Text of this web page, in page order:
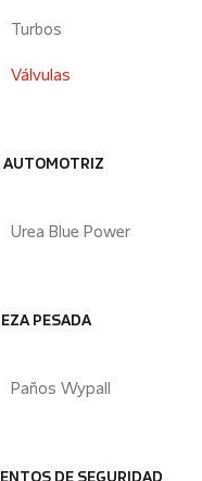
Turbos
Válvulas
AUTOMOTRIZ
Urea Blue Power
PESADA
Paños Wypall